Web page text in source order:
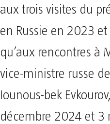
aux trois visites du
en Russie en 2023
qu’aux rencontres à
vice-ministre russe
Iounous-bek
décembre 2024 et 3